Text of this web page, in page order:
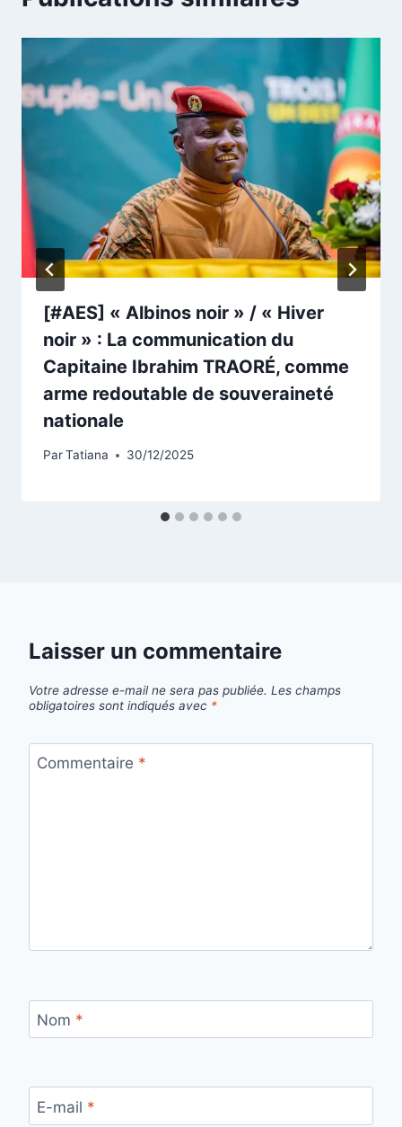
[#AES] « Albinos noir » / « Hiver
noir » : La communication du
Capitaine Ibrahim TRAORÉ, comme
arme redoutable de souveraineté
nationale
ParTatiana 30/12/2025
Laisser un commentaire
Votre adresse e-mail ne sera pas publiée. Les champs
obligatoires sont indiqués avec *
Commentaire *
Nom *
E-mail *